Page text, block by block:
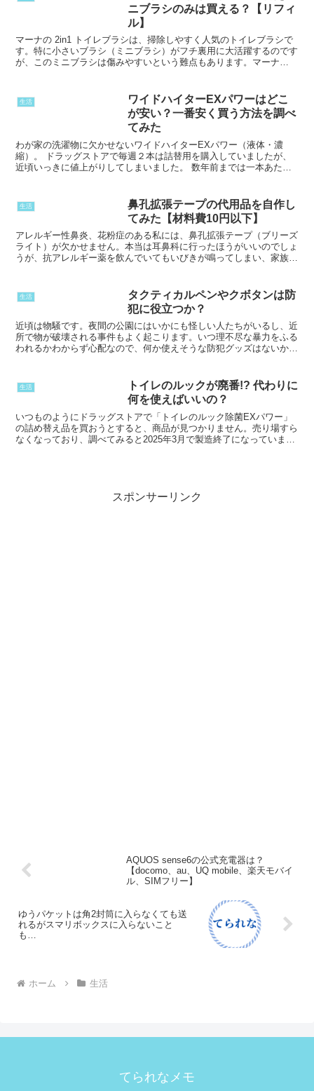
ニブラシのみは買える？【リフィ
ル】
マーナの 2in1 トイレブラシは、掃除しやすく人気のトイレブラシで
す。特に小さいブラシ（ミニブラシ）がフチ裏用に大活躍するのです
が、このミニブラシは傷みやすいという難点もあります。マーナ
生活
ワイドハイターEXパワーはどこ
が安い？一番安く買う方法を調べ
てみた
わが家の洗濯物に欠かせないワイドハイターEXパワー（液体・濃
縮）。 ドラッグストアで毎週２本は詰替用を購入していましたが、
近頃いっきに値上がりしてしまいました。 数年前までは一本あたり
生活
鼻孔拡張テープの代用品を自作し
てみた【材料費10円以下】
アレルギー性鼻炎、花粉症のある私には、鼻孔拡張テープ（ブリーズ
ライト）が欠かせません。本当は耳鼻科に行ったほうがいいのでしょ
うが、抗アレルギー薬を飲んでいてもいびきが鳴ってしまい、家族に
生活
タクティカルペンやクボタンは防
犯に役立つか？
近頃は物騒です。夜間の公園にはいかにも怪しい人たちがいるし、近
所で物が破壊される事件もよく起こります。いつ理不尽な暴力をふる
われるかわからず心配なので、何か使えそうな防犯グッズはないかと
生活
トイレのルックが廃番!? 代わりに
何を使えばいいの？
いつものようにドラッグストアで「トイレのルック除菌EXパワー」
の詰め替え品を買おうとすると、商品が見つかりません。売り場すら
なくなっており、調べてみると2025年3月で製造終了になっていまし
スポンサーリンク
AQUOS sense6の公式充電器は？
【docomo、au、UQ mobile、楽天モバイ
ル、SIMフリー】
ゆうパケットは角2封筒に入らなくても送
れるがスマリボックスに入らないこと
も…
ホーム 生活
てられなメモ